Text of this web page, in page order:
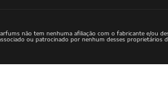
não tem nenhuma afiliação com o fabricante e/ou
ou patrocinado por nenhum desses proprietários